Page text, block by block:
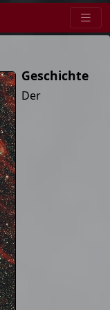
Geschichte
Der